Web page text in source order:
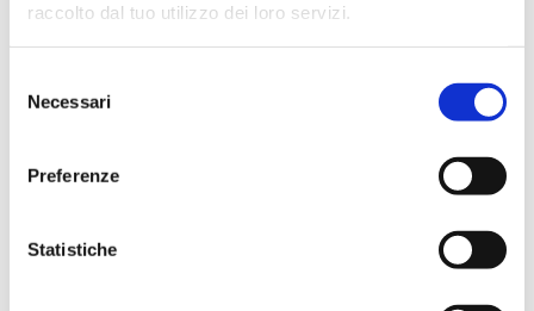
raccolto dal tuo utilizzo dei loro servizi.
delNecessari
Preferenze
Statistiche